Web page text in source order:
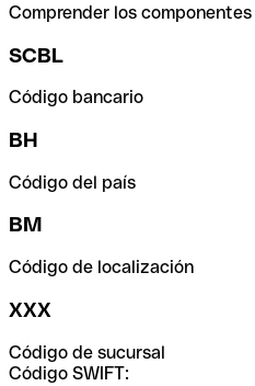
Comprender los
SCBL
Código bancario
BH
Código del país
BM
Código de localización
XXX
Código de sucursal
Código SWIFT: